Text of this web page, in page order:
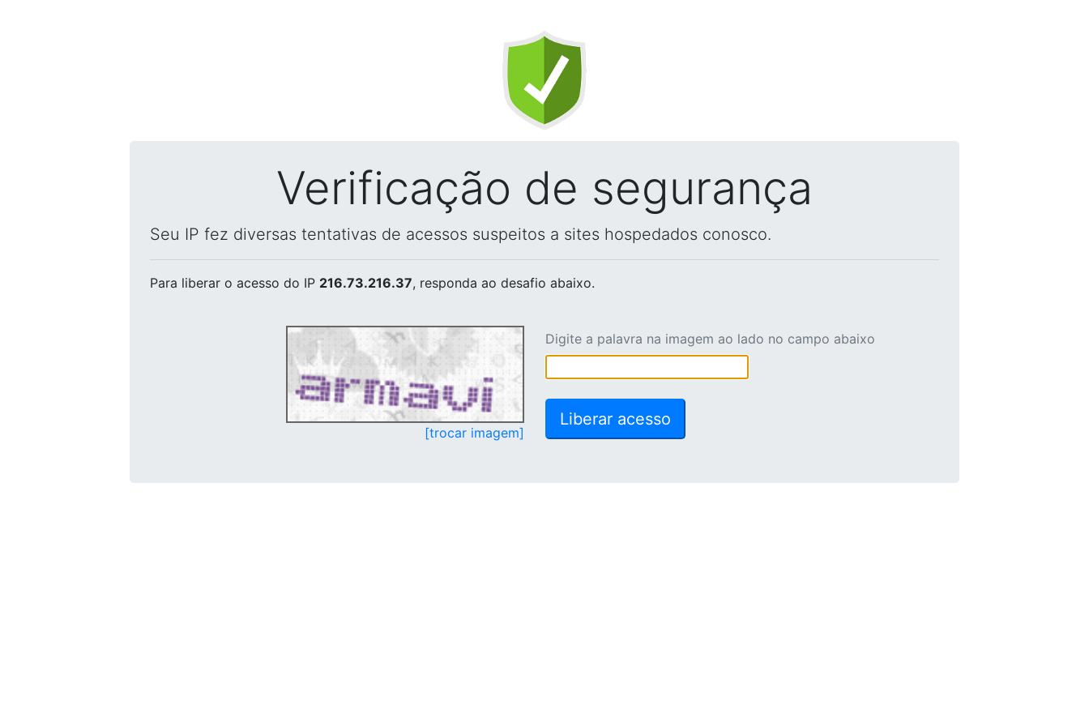
Verificação de segurança
Seu IP fez diversas tentativas de acessos suspeitos a sites hospedados conosco.
Para liberar o acesso do IP 216.73.216.37, responda ao desafio abaixo.
[trocar imagem]
Digite a palavra na imagem ao lado no campo abaixo